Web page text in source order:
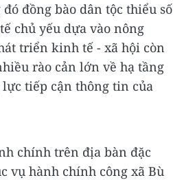
đồng bào dân tộc thiểu số
chủ yếu dựa vào nông
triển kinh tế - xã hội còn
rào cản lớn về hạ tầng
tiếp cận thông tin của
chính trên địa bàn đặc
vụ hành chính công xã Bù